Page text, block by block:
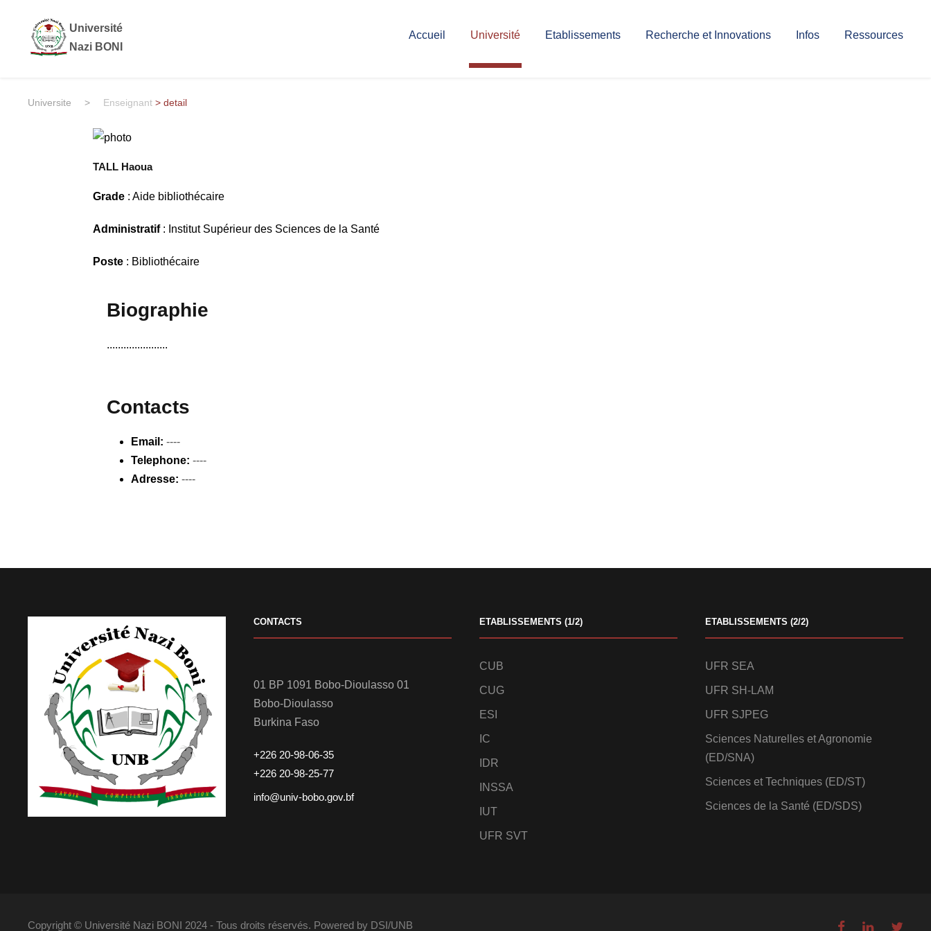
Université
Nazi BONI
Accueil Université Etablissements Recherche et Innovations Infos Ressources
Universite > Enseignant > detail
TALL Haoua
Grade : Aide bibliothécaire
Administratif : Institut Supérieur des Sciences de la Santé
Poste : Bibliothécaire
Biographie
......................
Contacts
Email: ----
Telephone: ----
Adresse: ----
CONTACTS
01 BP 1091 Bobo-Dioulasso 01
Bobo-Dioulasso
Burkina Faso
+226 20-98-06-35
+226 20-98-25-77
info@univ-bobo.gov.bf
ETABLISSEMENTS (1/2)
CUB
CUG
ESI
IC
IDR
INSSA
IUT
UFR SVT
ETABLISSEMENTS (2/2)
UFR SEA
UFR SH-LAM
UFR SJPEG
Sciences Naturelles et Agronomie
(ED/SNA)
Sciences et Techniques (ED/ST)
Sciences de la Santé (ED/SDS)
Copyright © Université Nazi BONI 2024 - Tous droits réservés. Powered by DSI/UNB